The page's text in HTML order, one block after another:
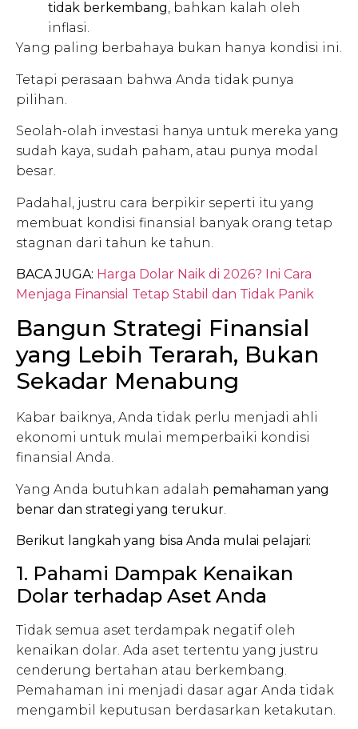
tidak berkembang, bahkan kalah oleh
inflasi.
Yang paling berbahaya bukan hanya kondisi ini.
Tetapi perasaan bahwa Anda tidak punya
pilihan.
Seolah-olah investasi hanya untuk mereka yang
sudah kaya, sudah paham, atau punya modal
besar.
Padahal, justru cara berpikir seperti itu yang
membuat kondisi finansial banyak orang tetap
stagnan dari tahun ke tahun.
BACA JUGA: Harga Dolar Naik di 2026? Ini Cara
Menjaga Finansial Tetap Stabil dan Tidak Panik
Bangun Strategi Finansial
yang Lebih Terarah, Bukan
Sekadar Menabung
Kabar baiknya, Anda tidak perlu menjadi ahli
ekonomi untuk mulai memperbaiki kondisi
finansial Anda.
Yang Anda butuhkan adalah pemahaman yang
benar dan strategi yang terukur
Berikut langkah yang bisa Anda mulai pelajari:
1. Pahami Dampak Kenaikan
Dolar terhadap Aset Anda
Tidak semua aset terdampak negatif oleh
kenaikan dolar. Ada aset tertentu yang justru
cenderung bertahan atau berkembang.
Pemahaman ini menjadi dasar agar Anda tidak
mengambil keputusan berdasarkan ketakutan.